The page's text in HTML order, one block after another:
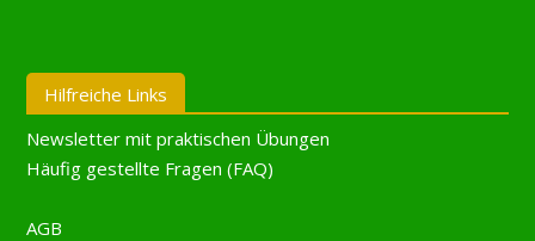
Hilfreiche Links
Newsletter mit praktischen Übungen
Häufig gestellte Fragen (FAQ)
AGB